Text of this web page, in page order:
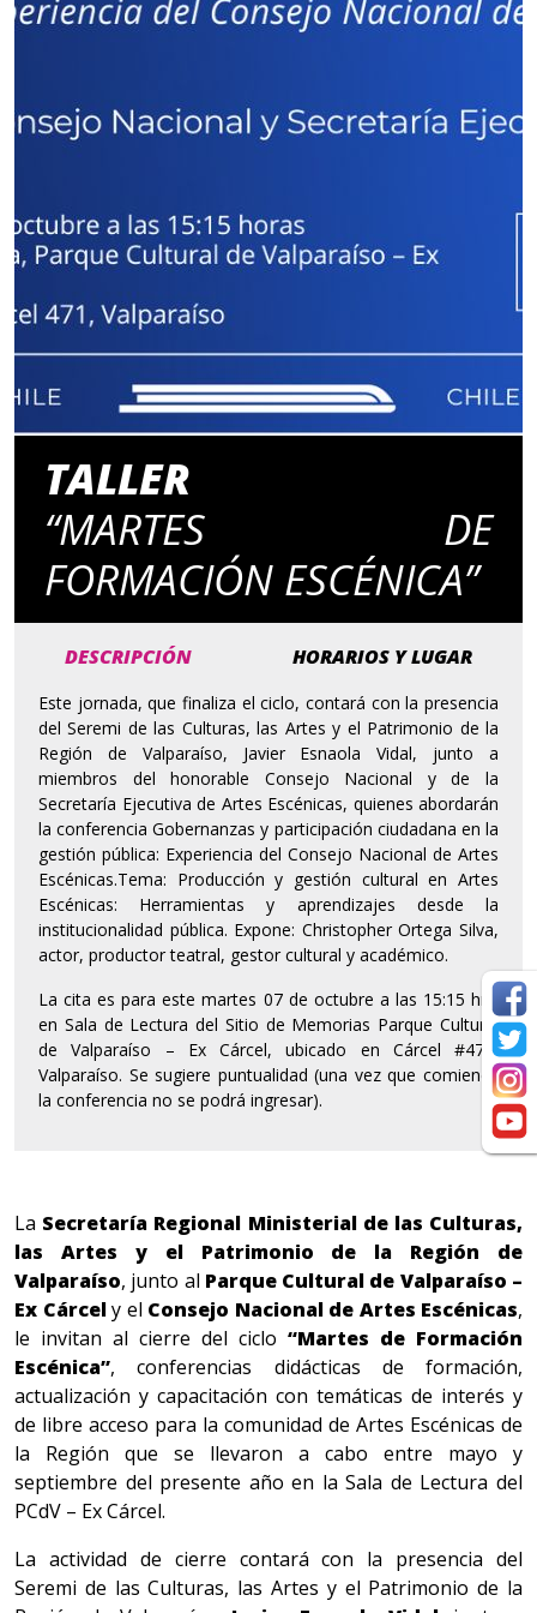
TALLER
“MARTES DE
FORMACIÓN ESCÉNICA”
DESCRIPCIÓN HORARIOS Y LUGAR
Este jornada, que finaliza el ciclo, contará con la presencia
del Seremi de las Culturas, las Artes y el Patrimonio de la
Región de Valparaíso, Javier Esnaola Vidal, junto a
miembros del honorable Consejo Nacional y de la
Secretaría Ejecutiva de Artes Escénicas, quienes abordarán
la conferencia Gobernanzas y participación ciudadana en la
gestión pública: Experiencia del Consejo Nacional de Artes
Escénicas.Tema: Producción y gestión cultural en Artes
Escénicas: Herramientas y aprendizajes desde la
institucionalidad pública. Expone: Christopher Ortega Silva,
actor, productor teatral, gestor cultural y académico.
La cita es para este martes 07 de octubre a las 15:15 hrs.
en Sala de Lectura del Sitio de Memorias Parque Cultural
de Valparaíso – Ex Cárcel, ubicado en Cárcel #471,
Valparaíso. Se sugiere puntualidad (una vez que comience
la conferencia no se podrá ingresar).
La Secretaría Regional Ministerial de las Culturas,
las Artes y el Patrimonio de la Región de
Valparaíso, junto al Parque Cultural de Valparaíso –
Ex Cárcely el Consejo Nacional de Artes Escénicas,
le invitan al cierre del ciclo “Martes de Formación
Escénica”, conferencias didácticas de formación,
actualización y capacitación con temáticas de interés y
de libre acceso para la comunidad de Artes Escénicas de
la Región que se llevaron a cabo entre mayo y
septiembre del presente año en la Sala de Lectura del
PCdV – Ex Cárcel.
La actividad de cierre contará con la presencia del
Seremi de las Culturas, las Artes y el Patrimonio de la